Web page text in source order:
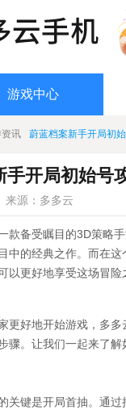
游戏中心
讯 蔚蓝档案新手开局初
手开局初始号
来源：多多云
款备受瞩目的3D策略
中的经典之作。而在
以更好地享受这场冒险
更好地开始游戏，多
骤。让我们一起来了
关键是开局首抽。通